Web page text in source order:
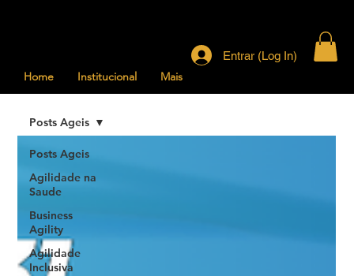
Home Institucional Mais
Entrar (Log In)
Posts Ageis
Agilidade na
Saude
Business
Agility
Agilidade
Inclusiva
Posts Ageis